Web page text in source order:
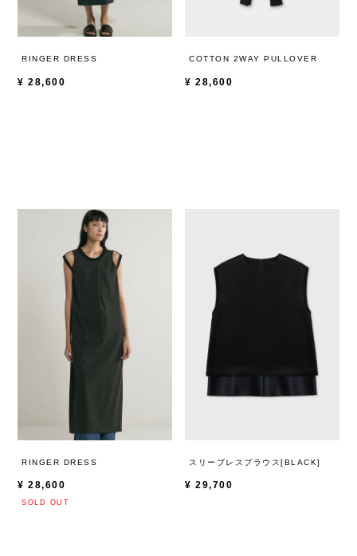
RINGER DRESS
¥ 28,600
COTTON 2WAY PULLOVER
¥ 28,600
RINGER DRESS
¥ 28,600
スリーブレスブラウス[BLACK]
¥ 29,700